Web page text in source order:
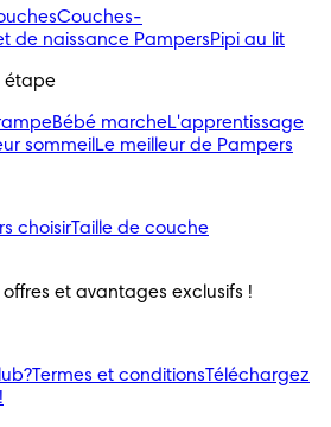
Couches-
de naissance PampersPipi au lit
étape
Bébé marcheL'apprentissage
sommeil Le meilleur de Pampers
choisirTaille de couche
et avantages exclusifs !
Termes et conditionsTéléchargez